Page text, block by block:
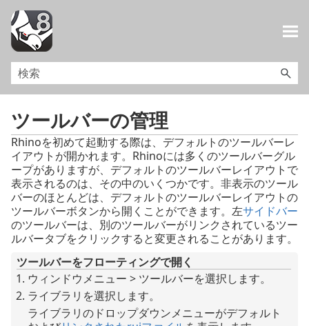
ツールバーの管理
Rhinoを初めて起動する際は、デフォルトのツールバーレ
イアウトが開かれます。Rhinoには多くのツールバーグル
ープがありますが、デフォルトのツールバーレイアウトで
表示されるのは、その中のいくつかです。非表示のツール
バーのほとんどは、デフォルトのツールバーレイアウトの
ツールバーボタンから開くことができます。左サイドバー
のツールバーは、別のツールバーがリンクされているツー
ルバータブをクリックすると変更されることがあります。
ツールバーをフローティングで開く
ウィンドウメニュー > ツールバーを選択します。
ライブラリを選択します。
ライブラリのドロップダウンメニューがデフォルト